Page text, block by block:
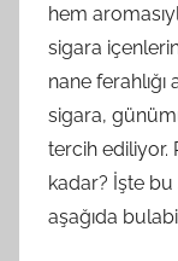
hem
sigara
nane
sigara,
tercih ediliyor.
kadar? İşte bu
aşağıda